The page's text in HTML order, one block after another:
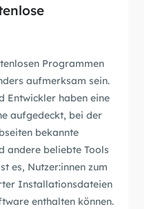
Programmen
aufmerksam sein.
Entwickler haben eine
aufgedeckt, bei der
bekannte
andere beliebte Tools
es, Nutzer:innen zum
Installationsdateien
enthalten können.